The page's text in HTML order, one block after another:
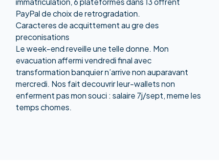
PayPal de choix de retrogradation.
Caracteres de acquittement au gre des
preconisations
Le week-end reveille une telle donne. Mon
evacuation affermi vendredi final avec
transformation banquier n’arrive non auparavant
mercredi. Nos fait decouvrir leur-wallets non
enferment pas mon souci : salaire 7j/sept, meme les
temps chomes.